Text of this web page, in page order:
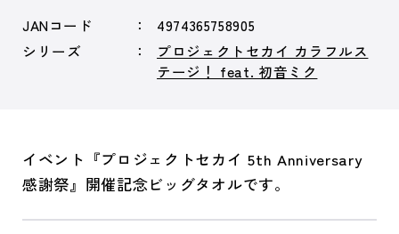
JANコード
4974365758905
シリーズ
プロジェクトセカイ カラフルス
テージ！ feat. 初音ミク
イベント『プロジェクトセカイ 5th Anniversary
感謝祭』開催記念ビッグタオルです。